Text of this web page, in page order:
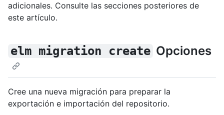
adicionales. Consulte las secciones posteriores de
este artículo.
elm migration create Opciones
Cree una nueva migración para preparar la
exportación e importación del repositorio.